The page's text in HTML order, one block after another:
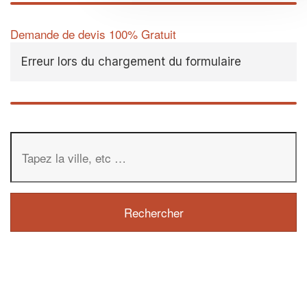
Demande de devis 100% Gratuit
Erreur lors du chargement du formulaire